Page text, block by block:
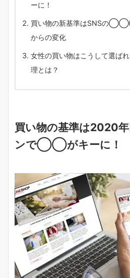
ーに！
買い物の新基準はSNSの
からの変化
女性の買い物はこうして選ば
理とは？
買い物の基準は2020
ンで◯◯がキーに！